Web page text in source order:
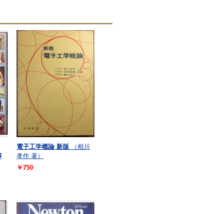
電子工学概論 新版
（相川
孝作 著）
￥750